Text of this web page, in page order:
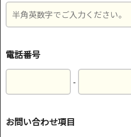
電話番号
-
お問い合わせ項目